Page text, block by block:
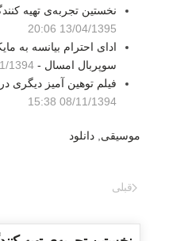
نخستین تجربه‌ی تهیه
13/04/1395 20:06
ادای احترام بیانسه به
سوپربال امسال - 20:17
فیلم توهین آمیز دیگری
08/11/1394 15:38
موسیقی, دانلود
قبلی